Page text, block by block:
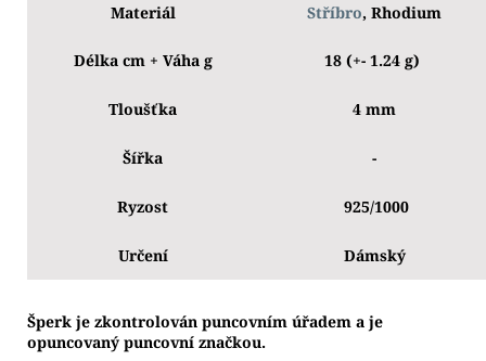
Materiál Stříbro, Rhodium
Délka cm + Váha g 18 (+- 1.24 g)
Tloušťka 4 mm
Šířka -
Ryzost 925/1000
Určení Dámský
Šperk je zkontrolován puncovním úřadem a je
opuncovaný puncovní značkou.